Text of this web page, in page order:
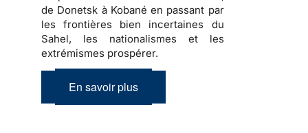
de Donetsk à Kobané en passant par
les frontières bien incertaines du
Sahel, les nationalismes et les
extrémismes prospérer.
En savoir plus